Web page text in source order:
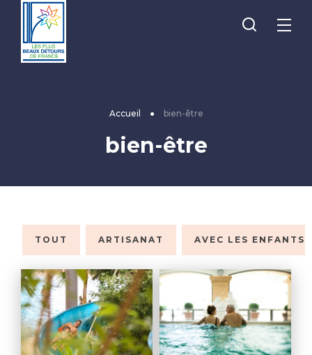
Je
Menu
Accueil ● bien-être
bien-être
TOUT ARTISANAT AVEC LES ENFANTS